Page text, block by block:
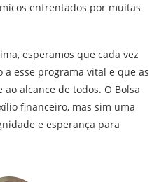
enfrentados por muitas
esperamos que cada vez
a esse programa vital e que as
alcance de todos. O Bolsa
financeiro, mas sim uma
e esperança para